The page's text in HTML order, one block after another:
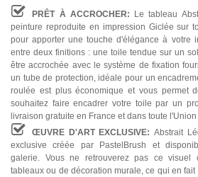
PRÊT À ACCROCHER:
Le tableau
peinture reproduite en impression Giclée sur
pour apporter une touche d'élégance à votre
entre deux finitions : une toile tendue sur un
être accrochée avec le système de fixation
un tube de protection, idéale pour un
roulée est plus économique et vous permet
souhaitez faire encadrer votre toile par un
livraison gratuite en France et dans toute
ŒUVRE D'ART EXCLUSIVE:Abstrait
exclusive créée par PastelBrush et
galerie. Vous ne retrouverez pas ce visuel
tableaux ou de décoration murale, ce qui en